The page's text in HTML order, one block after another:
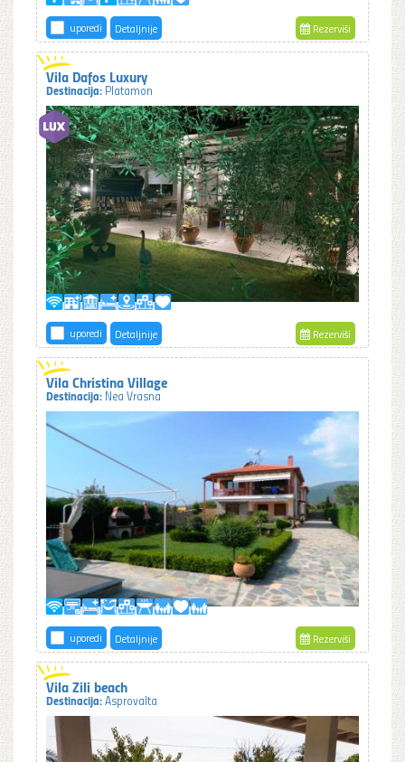
uporedi Detaljnije Rezerviši
Vila Dafos Luxury
Destinacija: Platamon
uporedi Detaljnije Rezerviši
Vila Christina Village
Destinacija: Nea Vrasna
uporedi Detaljnije Rezerviši
Vila Zili beach
Destinacija:Asprovalta